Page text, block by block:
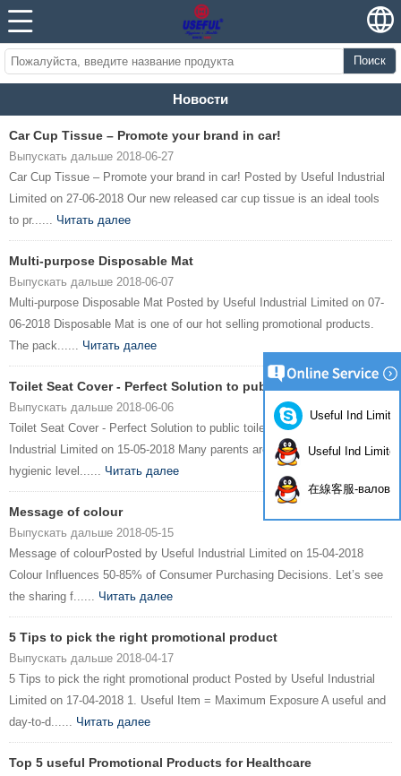
Поиск
Новости
Car Cup Tissue – Promote your brand in car!
Выпускать дальше 2018-06-27
Car Cup Tissue – Promote your brand in car! Posted by Useful Industrial
Limited on 27-06-2018 Our new released car cup tissue is an ideal tools
to pr...... Читать далее
Multi-purpose Disposable Mat
Выпускать дальше 2018-06-07
Multi-purpose Disposable Mat Posted by Useful Industrial Limited on 07-
06-2018 Disposable Mat is one of our hot selling promotional products.
The pack...... Читать далее
Toilet Seat Cover - Perfect Solution to public toilet
Выпускать дальше 2018-06-06
Toilet Seat Cover - Perfect Solution to public toiletPosted by Useful
Industrial Limited on 15-05-2018 Many parents are worry about the
hygienic level...... Читать далее
Message of colour
Выпускать дальше 2018-05-15
Message of colourPosted by Useful Industrial Limited on 15-04-2018
Colour Influences 50-85% of Consumer Purchasing Decisions. Let’s see
the sharing f...... Читать далее
5 Tips to pick the right promotional product
Выпускать дальше 2018-04-17
5 Tips to pick the right promotional product Posted by Useful Industrial
Limited on 17-04-2018 1. Useful Item = Maximum Exposure A useful and
day-to-d...... Читать далее
Top 5 useful Promotional Products for Healthcare
Useful Ind
Useful Ind Limited
在線客服-валов